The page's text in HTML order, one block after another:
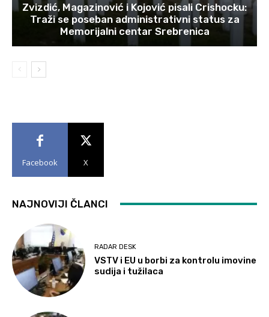
Zvizdić, Magazinović i Kojović pisali Crishocku:
Traži se poseban administrativni status za
Memorijalni centar Srebrenica
Facebook X
NAJNOVIJI ČLANCI
RADAR DESK
VSTV i EU u borbi za kontrolu imovine
sudija i tužilaca